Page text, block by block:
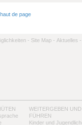
de page
- Site Map - Aktuelles -
WEITERGEBEN UND
FÜHREN
Kinder und